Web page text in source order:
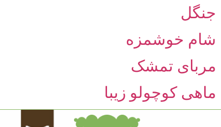
جنگل
شام خوشمزه
مربای تمشک
ماهی کوچولو زیبا